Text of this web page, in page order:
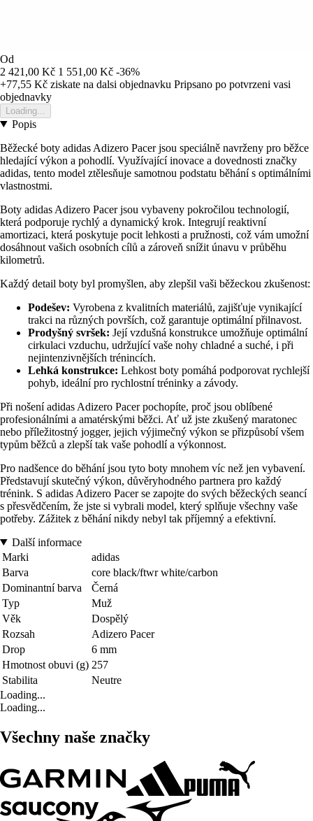
Od
2 421,00 Kč 1 551,00 Kč -36%
+77,55 Kč ziskate na dalsi objednavku Pripsano po potvrzeni vasi
objednavky
Loading...
Popis
Běžecké boty adidas Adizero Pacer jsou speciálně navrženy pro běžce
hledající výkon a pohodlí. Využívající inovace a dovednosti značky
adidas, tento model ztělesňuje samotnou podstatu běhání s optimálními
vlastnostmi.
Boty adidas Adizero Pacer jsou vybaveny pokročilou technologií,
která podporuje rychlý a dynamický krok. Integrují reaktivní
amortizaci, která poskytuje pocit lehkosti a pružnosti, což vám umožní
dosáhnout vašich osobních cílů a zároveň snížit únavu v průběhu
kilometrů.
Každý detail boty byl promyšlen, aby zlepšil vaši běžeckou zkušenost:
Podešev: Vyrobena z kvalitních materiálů, zajišťuje vynikající
trakci na různých površích, což garantuje optimální přilnavost.
Prodyšný svršek: Její vzdušná konstrukce umožňuje optimální
cirkulaci vzduchu, udržující vaše nohy chladné a suché, i při
nejintenzivnějších trénincích.
Lehká konstrukce: Lehkost boty pomáhá podporovat rychlejší
pohyb, ideální pro rychlostní tréninky a závody.
Při nošení adidas Adizero Pacer pochopíte, proč jsou oblíbené
profesionálními a amatérskými běžci. Ať už jste zkušený maratonec
nebo příležitostný jogger, jejich výjimečný výkon se přizpůsobí všem
typům běžců a zlepší tak vaše pohodlí a výkonnost.
Pro nadšence do běhání jsou tyto boty mnohem víc než jen vybavení.
Představují skutečný výkon, důvěryhodného partnera pro každý
trénink. S adidas Adizero Pacer se zapojte do svých běžeckých seancí
s přesvědčením, že jste si vybrali model, který splňuje všechny vaše
potřeby. Zážitek z běhání nikdy nebyl tak příjemný a efektivní.
Další informace
Marki
adidas
Barva
core black/ftwr white/carbon
Dominantní barva
Černá
Typ
Muž
Věk
Dospělý
Rozsah
Adizero Pacer
Drop
6 mm
Hmotnost obuvi (g) 257
Stabilita
Neutre
Loading...
Loading...
Všechny naše značky